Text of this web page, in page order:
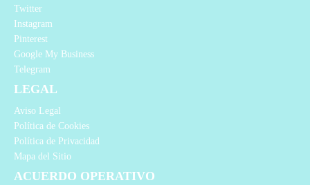
Twitter
Instagram
Pinterest
Google My Business
Telegram
LEGAL
Aviso Legal
Política de Cookies
Política de Privacidad
Mapa del Sitio
ACUERDO OPERATIVO